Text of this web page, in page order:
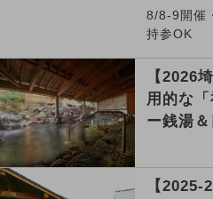
8/8-9開催
持参OK
【2026
用的な
ー銭湯
【